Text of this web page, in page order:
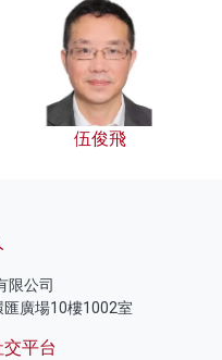
伍俊飛
限公司
廣場10樓1002室
平台